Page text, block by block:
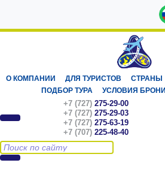
О КОМПАНИИ ДЛЯ ТУРИСТОВ СТРАНЫ
ПОДБОР ТУРА
УСЛОВИЯ
+7 (727) 275-29-00
+7 (727) 275-29-03
+7 (727) 275-63-19
+7 (707) 225-48-40